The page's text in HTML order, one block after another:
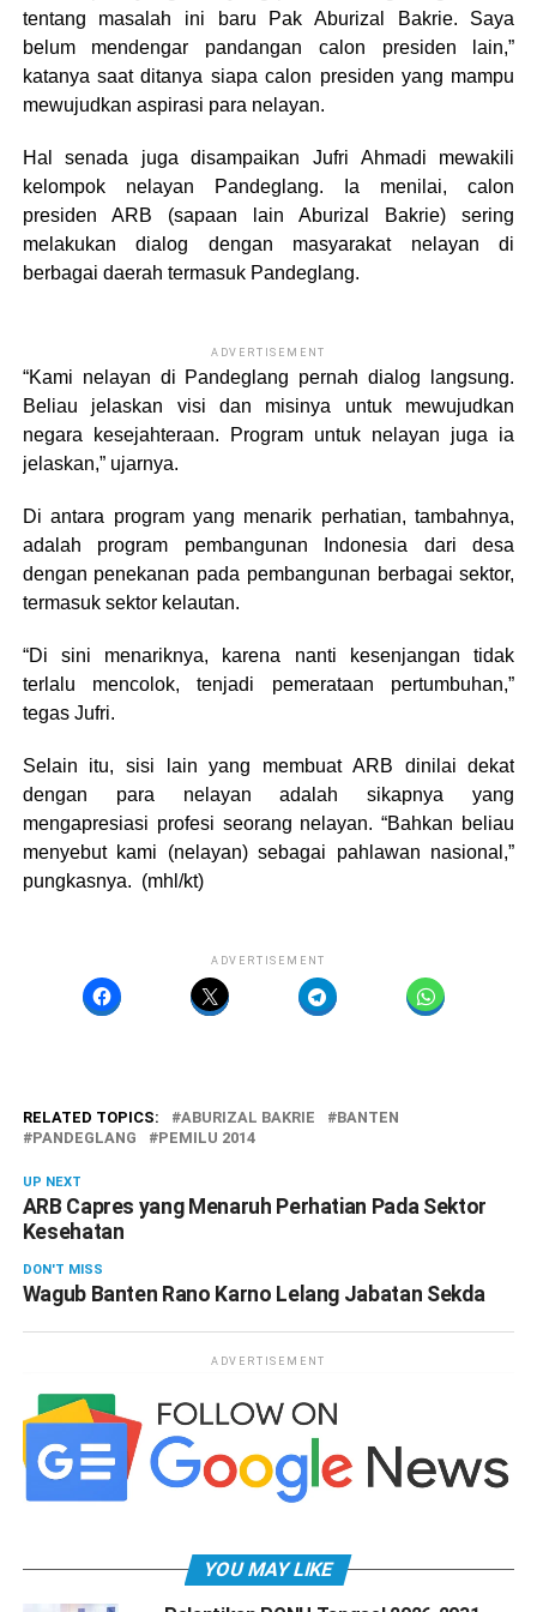
tentang masalah ini baru Pak Aburizal Bakrie. Saya
belum mendengar pandangan calon presiden lain,”
katanya saat ditanya siapa calon presiden yang mampu
mewujudkan aspirasi para nelayan.
Hal senada juga disampaikan Jufri Ahmadi mewakili
kelompok nelayan Pandeglang. Ia menilai, calon
presiden ARB (sapaan lain Aburizal Bakrie) sering
melakukan dialog dengan masyarakat nelayan di
berbagai daerah termasuk Pandeglang.
ADVERTISEMENT
“Kami nelayan di Pandeglang pernah dialog langsung.
Beliau jelaskan visi dan misinya untuk mewujudkan
negara kesejahteraan. Program untuk nelayan juga ia
jelaskan,” ujarnya.
Di antara program yang menarik perhatian, tambahnya,
adalah program pembangunan Indonesia dari desa
dengan penekanan pada pembangunan berbagai sektor,
termasuk sektor kelautan.
“Di sini menariknya, karena nanti kesenjangan tidak
terlalu mencolok, tenjadi pemerataan pertumbuhan,”
tegas Jufri.
Selain itu, sisi lain yang membuat ARB dinilai dekat
dengan para nelayan adalah sikapnya yang
mengapresiasi profesi seorang nelayan. “Bahkan beliau
menyebut kami (nelayan) sebagai pahlawan nasional,”
pungkasnya. (mhl/kt)
ADVERTISEMENT
RELATED TOPICS: ABURIZAL BAKRIE
BANTEN
PANDEGLANG
PEMILU 2014
UP NEXT
ARB Capres yang Menaruh Perhatian Pada Sektor
Kesehatan
DON'T MISS
Wagub Banten Rano Karno Lelang Jabatan Sekda
ADVERTISEMENT
YOU MAY LIKE